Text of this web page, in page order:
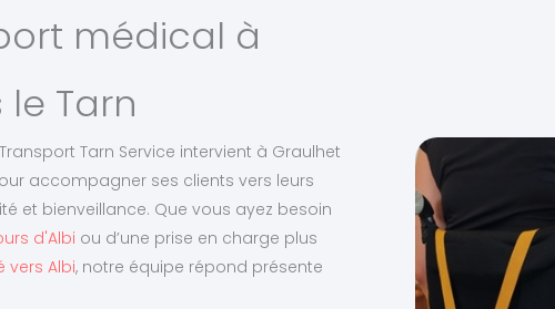
médical à
Tarn
Tarn Service intervient à Graulhet
accompagner ses clients vers leurs
et bienveillance. Que vous ayez besoin
d'Albi ou d’une prise en charge plus
vers Albi, notre équipe répond présente